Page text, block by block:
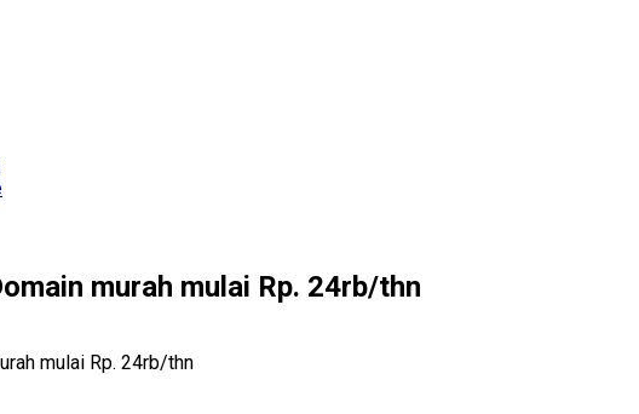
murah mulai Rp. 24rb/thn
mulai Rp. 24rb/thn